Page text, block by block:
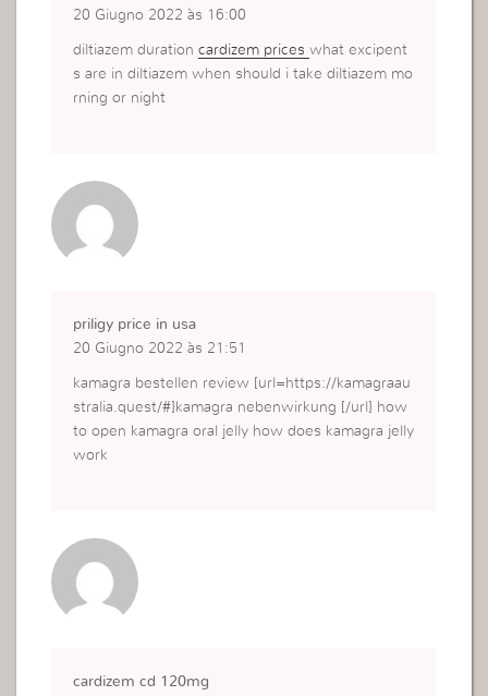
20 Giugno 2022 às 16:00
diltiazem durationcardizem priceswhat excipent
s are in diltiazem when should i take diltiazem mo
rning or night
priligy price in usa
20 Giugno 2022 às 21:51
kamagra bestellen review [url=https://kamagraau
stralia.quest/#]kamagra nebenwirkung [/url] how
to open kamagra oral jelly how does kamagra jelly
work
cardizem cd 120mg